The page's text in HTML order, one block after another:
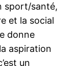
sport/santé,
et la social
donne
aspiration
un